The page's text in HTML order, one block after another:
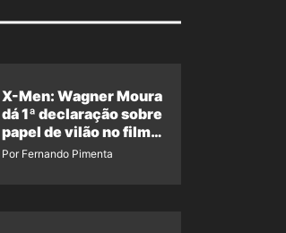
X-Men: Wagner Moura
dá 1ª declaração sobre
papel de vilão no filme
da Marvel
Por Fernando Pimenta